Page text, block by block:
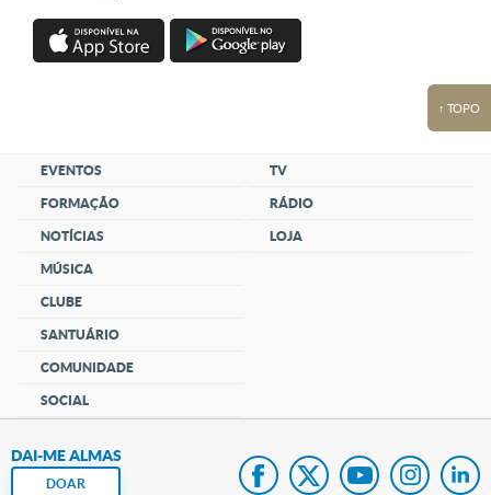
↑ TOPO
EVENTOS
FORMAÇÃO
NOTÍCIAS
MÚSICA
CLUBE
SANTUÁRIO
COMUNIDADE
SOCIAL
TV
RÁDIO
LOJA
DAI-ME ALMAS
DOAR